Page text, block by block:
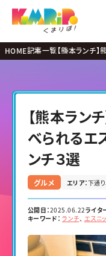
HOME記事一覧【熊本ランチ
選
【熊本ラン
べられるエ
ンチ３選
グルメ エリア：下通り
公開日：2025.06.22ライタ
キーワード： ランチ エスニ